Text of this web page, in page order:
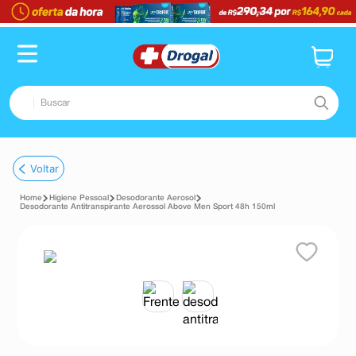
Buscar
1º fralda
2º dipirona
tadalafila
Voltar
Higiene Pessoal
Desodorante Aerosol
Desodorante Antitranspirante Aerossol Above Men Sport 48h 150ml